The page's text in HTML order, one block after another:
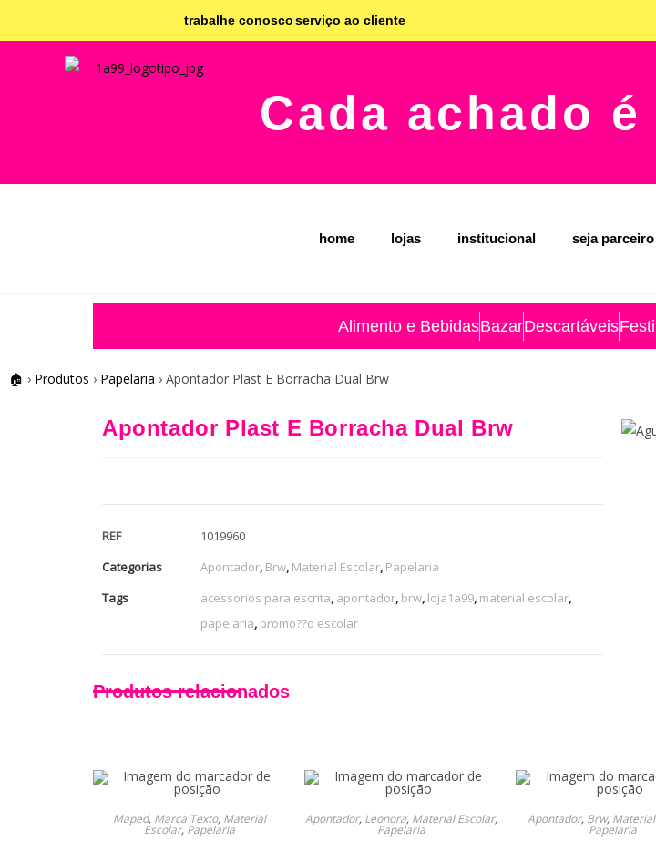
trabalhe conoscoserviço ao cliente
Cada achado
home lojas institucional seja parceiro
Alimento e BebidasBazarDescartáveis
🏠 › Produtos › Papelaria › Apontador Plast E Borracha Dual Brw
Apontador Plast E Borracha Dual Brw
REF
1019960
Categorias
Apontador, Brw, Material Escolar, Papelaria
Tags
acessorios para escrita, apontador, brw, loja1a99, material escolar,
papelaria, promo??o escolar
Produtos relacionados
Maped, Marca Texto, Material
Escolar, Papelaria
Apontador, Leonora, Material Escolar,
Papelaria
Apontador, Brw,
Papelaria